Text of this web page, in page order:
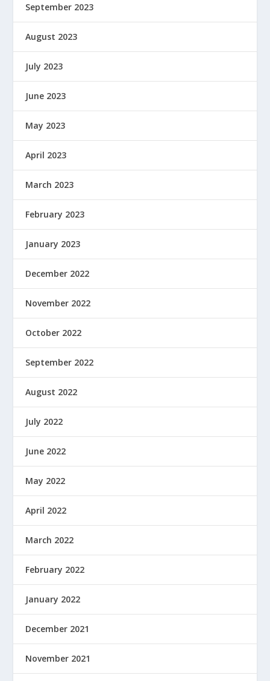
September 2023
August 2023
July 2023
June 2023
May 2023
April 2023
March 2023
February 2023
January 2023
December 2022
November 2022
October 2022
September 2022
August 2022
July 2022
June 2022
May 2022
April 2022
March 2022
February 2022
January 2022
December 2021
November 2021